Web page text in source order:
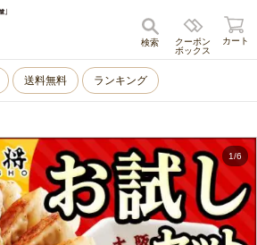
キャンセル
クーポン
ボックス
検索 カート
送料無料 ランキング
1/6